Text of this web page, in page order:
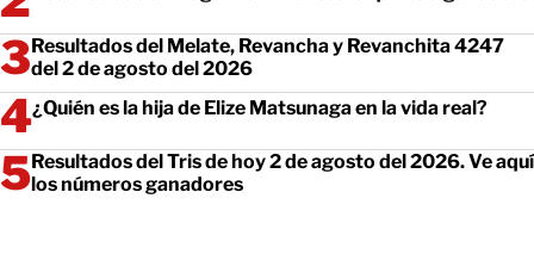
Resultados del Melate, Revancha y Revanchita 4247
del 2 de agosto del 2026
¿Quién es la hija de Elize Matsunaga en la vida real?
Resultados del Tris de hoy 2 de agosto del 2026. Ve aquí
los números ganadores